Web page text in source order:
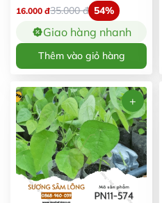
16.000 đ35.000đ 54%
Giao hàng nhanh
Thêm vào giỏ hàng